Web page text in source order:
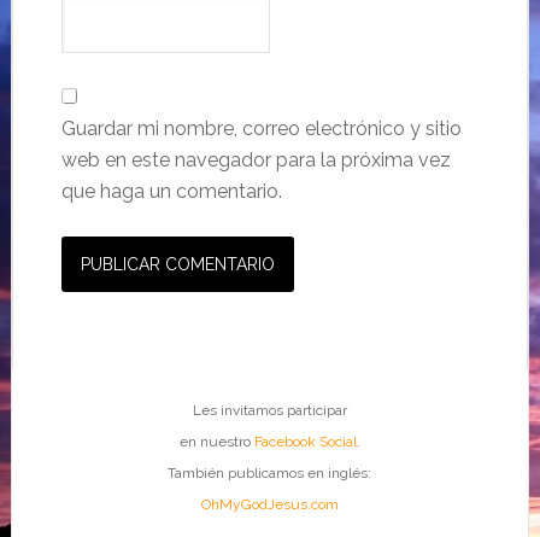
Guardar mi nombre, correo electrónico y sitio
web en este navegador para la próxima vez
que haga un comentario.
Les invitamos participar
en nuestro Facebook Social.
También publicamos en inglés:
OhMyGodJesus.com